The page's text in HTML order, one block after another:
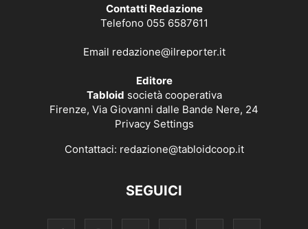
Contatti Redazione
Telefono 055 6587611
Email redazione@ilreporter.it
Editore
Tabloid società cooperativa
Firenze, Via Giovanni dalle Bande Nere, 24
Privacy Settings
Contattaci: redazione@tabloidcoop.it
SEGUICI